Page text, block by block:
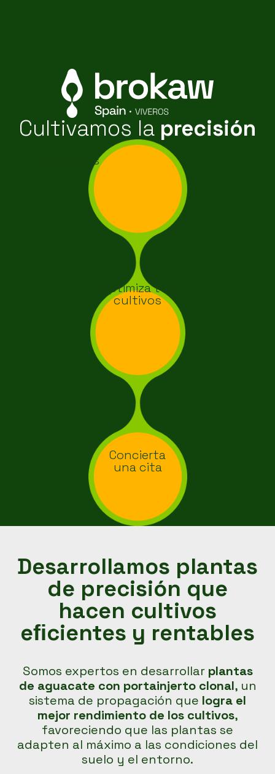
Cultivamos la precisión
Conócenos
Optimiza tus
cultivos
Concierta
una cita
Desarrollamos plantas
de precisión que
hacen cultivos
eﬁcientes y rentables
Somos expertos en desarrollar plantas
de aguacate con portainjerto clonal, un
sistema de propagación que logra el
mejor rendimiento de los cultivos,
favoreciendo que las plantas se
adapten al máximo a las condiciones del
suelo y el entorno.